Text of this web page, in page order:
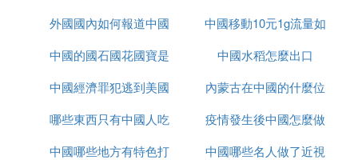
唐制齊胸襦裙→ 雙鬟髻 + 鮮艷發帶
明制馬面裙 → 低盤發 + 珍珠發簪
會更出彩哦！
外國國內如何報道中國
疫情
中國移動10元1g流量如
何取消
中國的國石國花國寶是
什麼
中國水稻怎麼出口
中國經濟罪犯逃到美國
怎麼辦
內蒙古在中國的什麼位
置
哪些東西只有中國人吃
疫情發生後中國怎麼做
的
中國哪些地方有特色打
中國哪些名人做了近視